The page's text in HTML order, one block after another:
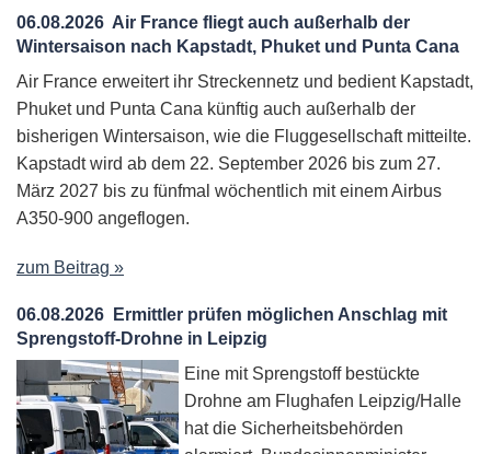
06.08.2026 Air France fliegt auch außerhalb der
Wintersaison nach Kapstadt, Phuket und Punta Cana
Air France erweitert ihr Streckennetz und bedient Kapstadt,
Phuket und Punta Cana künftig auch außerhalb der
bisherigen Wintersaison, wie die Fluggesellschaft mitteilte.
Kapstadt wird ab dem 22. September 2026 bis zum 27.
März 2027 bis zu fünfmal wöchentlich mit einem Airbus
A350-900 angeflogen.
zum Beitrag »
06.08.2026
Ermittler prüfen möglichen Anschlag mit
Sprengstoff-Drohne in Leipzig
Eine mit Sprengstoff bestückte
Drohne am Flughafen Leipzig/Halle
hat die Sicherheitsbehörden